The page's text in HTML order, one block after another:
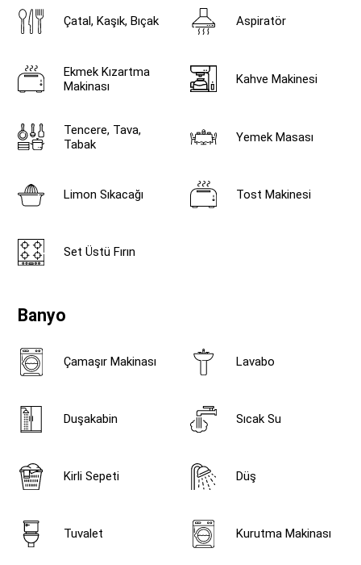
Çatal, Kaşık, Bıçak Aspiratör
Ekmek Kızartma
Makinası
Kahve Makinesi
Tencere, Tava,
Tabak
Yemek Masası
Limon Sıkacağı Tost Makinesi
Set Üstü Fırın
Banyo
Çamaşır Makinası Lavabo
Duşakabin Sıcak Su
Kirli Sepeti Düş
Tuvalet Kurutma Makinası